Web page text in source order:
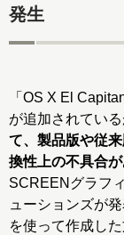
発生
「OS X El
が追加されている
て、製品版や従
換性上の不具合
SCREENグラフ
ューションズが
を使って作成し